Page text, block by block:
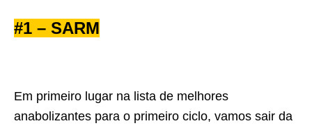
#1 – SARM
Em primeiro lugar na lista de melhores
anabolizantes para o primeiro ciclo, vamos sair da